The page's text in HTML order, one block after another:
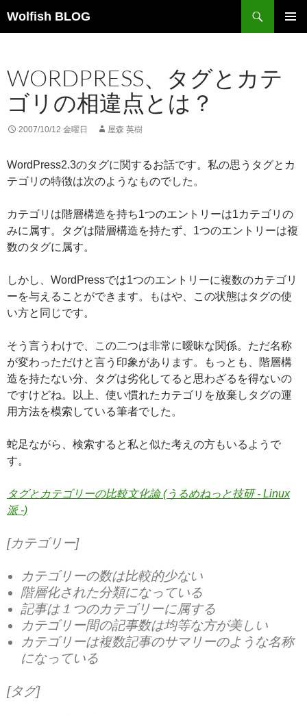
ン
ツ
Wolfish BLOG
索
WORDPRESS、タグとカテ
ゴリの相違点とは？
2007/10/12 金曜日 屋森 英樹
WordPress2.3のタグに関するお話です。私の思うタグとカ
テゴリの特徴は次のようなものでした。
カテゴリは階層構造を持ち1つのエントリーは1カテゴリの
みに属す。タグは階層構造を持たず、1つのエントリーは複
数のタグに属す。
しかし、WordPressでは1つのエントリーに複数のカテゴリ
ーを与えることができます。もはや、この状態はタグの使
い方と同じです。
そう言うわけで、この二つは非常に曖昧な関係。ただ名称
が変わっただけと言う印象があります。もっとも、階層構
造を持たない分、タグは劣化してると思わざるを得ないの
ですけどね。以上、使い慣れたカテゴリを放棄しタグの運
用方法を模索している筆者でした。
蛇足ながら、検索すると私と似た考えの方もいるようで
す。
タグとカテゴリーの比較文化論 (うるめねっと技研 - Linux
派 -)
[カテゴリー]
カテゴリーの数は比較的少ない
階層化された分類になっている
記事は１つのカテゴリーに属する
カテゴリー間の記事数は均等な方が美しい
カテゴリーは複数記事のサマリーのような名称
になっている
[タグ]